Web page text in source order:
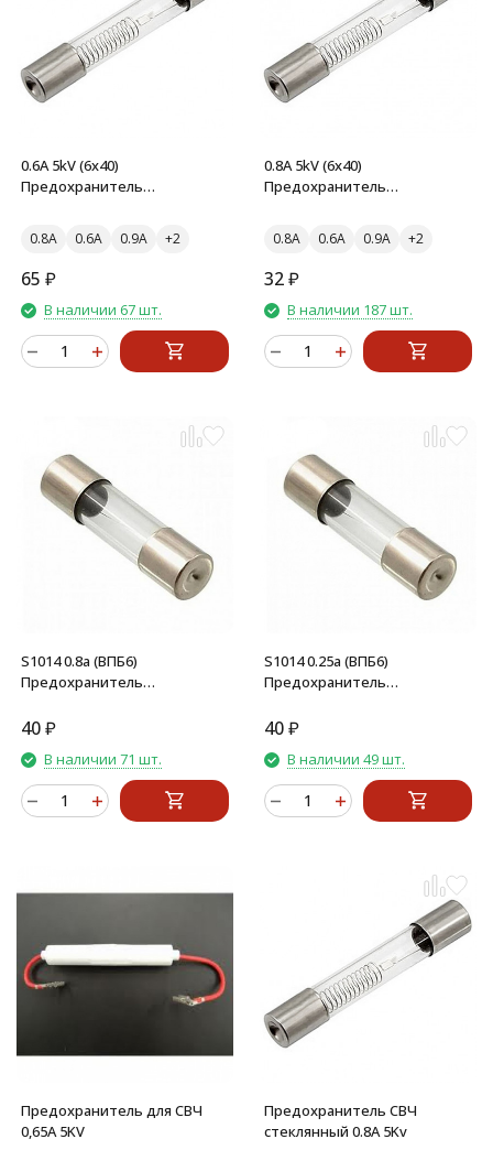
0.6A 5kV (6x40)
Предохранитель
0.8A 0.6A 0.9A
65 ₽
В наличии 67 шт.
0.8A 5kV (6x40)
Предохранитель
0.8A 0.6A 0.9A
32₽
В наличии 187 шт.
S1014 0.8а (ВПБ6)
Предохранитель
40₽
В наличии 71 шт.
S1014 0.25а (ВПБ6)
Предохранитель
40₽
В наличии 49 шт.
Предохранитель для СВЧ
0,65A 5KV
Предохранитель СВЧ
стеклянный 0.8A 5Kv